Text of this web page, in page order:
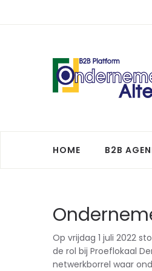
HOME B2B
Op vrijdag 1 juli 2022
de rol bij Proeflokaal
netwerkborrel waar